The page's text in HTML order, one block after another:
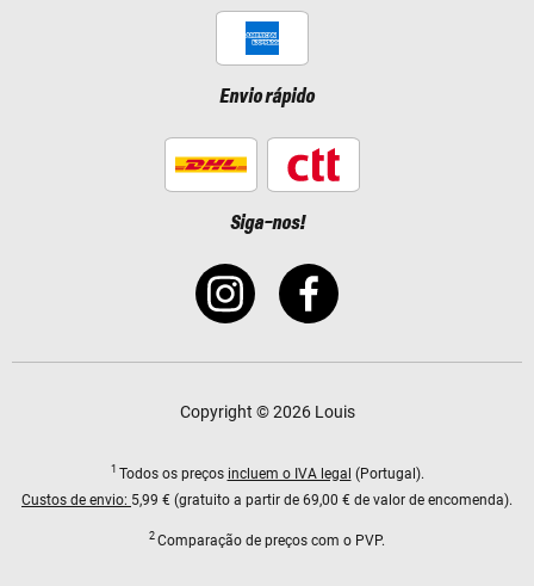
Envio rápido
Siga-nos!
Copyright © 2026 Louis
1 Todos os preços incluem o IVA legal (Portugal).
Custos de envio: 5,99 € (gratuito a partir de 69,00 € de valor de encomenda).
2 Comparação de preços com o PVP.